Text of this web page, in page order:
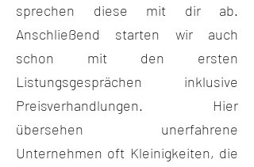
sprechen diese mit dir ab.
Anschließend starten wir auch
schon mit den ersten
Listungsgesprächen inklusive
Preisverhandlungen. Hier
übersehen unerfahrene
Unternehmen oft Kleinigkeiten, die